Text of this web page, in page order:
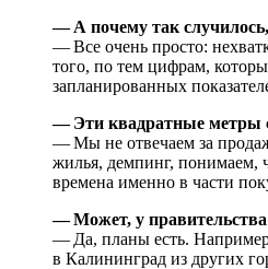
— А почему так
— Все очень просто:
того, по тем цифрам,
запланированных
— Эти квадратные метры
— Мы не отвечаем за
жилья, демпинг, понимаем,
времена именно в части
— Может, у правительства
— Да, планы есть.
в Калининград из других